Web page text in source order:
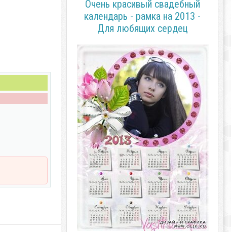
Очень красивый свадебный
календарь - рамка на 2013 -
Для любящих сердец